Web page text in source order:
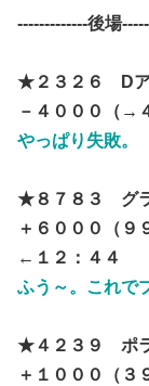
-------------後場
★２３２６ D
－４０００（→
やっぱり失敗。
★８７８３ グ
＋６０００（９
←１２：４４
ふう～。これで
★４２３９ ポ
＋１０００（３